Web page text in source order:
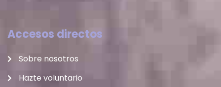
Accesos directos
Sobre nosotros
Hazte voluntario